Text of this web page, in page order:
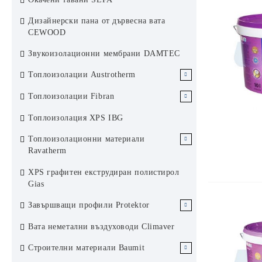
KCS Армстронг
Ламелен метален окачен таван
Дизайнерски пана от дървесна вата
CEWOOD
Звукоизолационни мембрани DAMTEC
Топлоизолации Austrotherm
ЕПС Austrotherm
ЕПС стиропор Аустротерм
ЕПС графитен стиропор
Аустротерм
XPS Austrotherm
Топлоизолации Fibran
XPS Fibran
Каменни вати Fibran
Топлоизолация XPS IBG
Топлоизолационни материали
Ravatherm
Каменни вати Ravatherm
XPS графитен екструдиран полистирол
Gias
Завършващи профили Protektor
Завършващи профили за сухо
Вата неметални въздуховоди Climaver
Строителни материали Baumit